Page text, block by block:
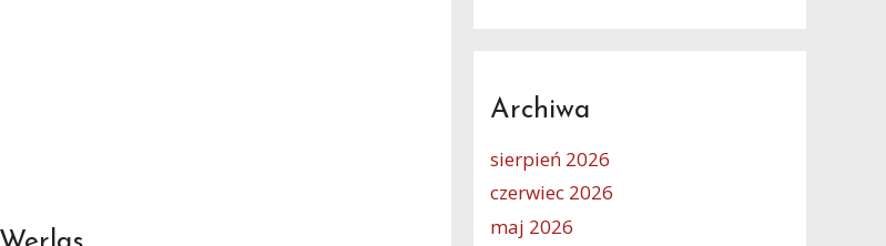
Archiwa
sierpień 2026
czerwiec 2026
maj 2026